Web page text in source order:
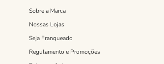
Sobre a Marca
Nossas Lojas
Seja Franqueado
Regulamento e Promoções